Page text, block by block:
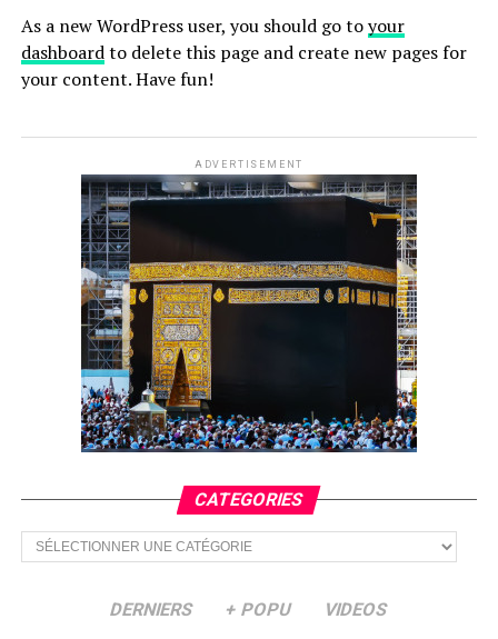
As a new WordPress user, you should go toyour
dashboardto delete this page and create new pages for
your content. Have fun!
ADVERTISEMENT
CATEGORIES
Categories
DERNIERS + POPU VIDEOS